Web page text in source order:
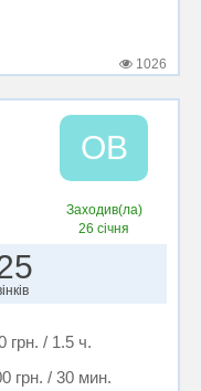
1026
OВ
Заходив(ла)
26 січня
грн. / 1.5 ч.
грн. / 30 мин.